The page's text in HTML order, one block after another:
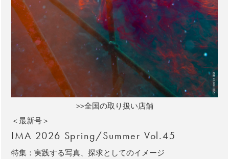
>>全国の取り扱い店舗
＜最新号＞
IMA 2026 Spring/Summer Vol.45
特集：実践する写真、探求としてのイメージ